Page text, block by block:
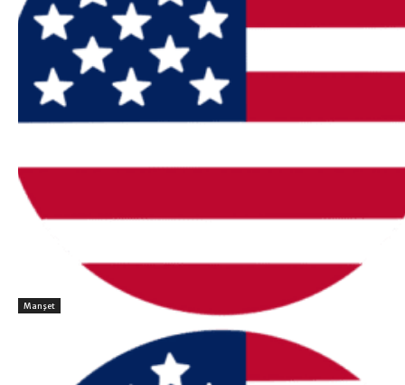
Manşet